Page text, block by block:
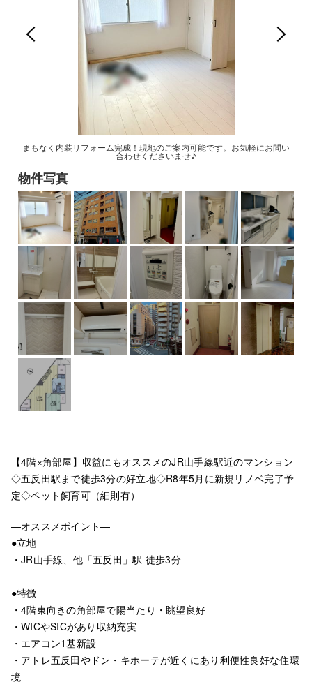
まもなく内装リフォーム完成！現地のご案内可能です。お気軽にお問い
合わせくださいませ♪
物件写真
【4階×角部屋】収益にもオススメのJR山手線駅近のマンション
◇五反田駅まで徒歩3分の好立地◇R8年5月に新規リノベ完了予
定◇ペット飼育可（細則有）
―オススメポイント―
●立地
・JR山手線、他「五反田」駅 徒歩3分
●特徴
・4階東向きの角部屋で陽当たり・眺望良好
・WICやSICがあり収納充実
・エアコン1基新設
・アトレ五反田やドン・キホーテが近くにあり利便性良好な住環
境